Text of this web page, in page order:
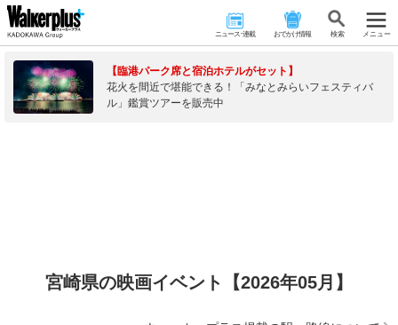
ニュース･連載 おでかけ情報 検 索 メニュー
【臨港パーク席と宿泊ホテルがセット】
花火を間近で堪能できる！「みなとみらいフェスティバ
ル」鑑賞ツアーを販売中
宮崎県の映画イベント【2026年05月】